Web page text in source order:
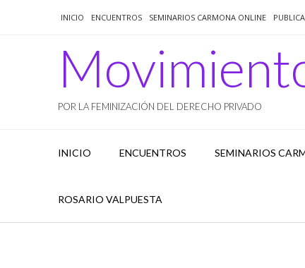
INICIO ENCUENTROS SEMINARIOS CARMONA ONLINE
POR LA FEMINIZACIÓN DEL DERECHO PRIVADO
INICIO ENCUENTROS SEMINARIOS
ROSARIO VALPUESTA